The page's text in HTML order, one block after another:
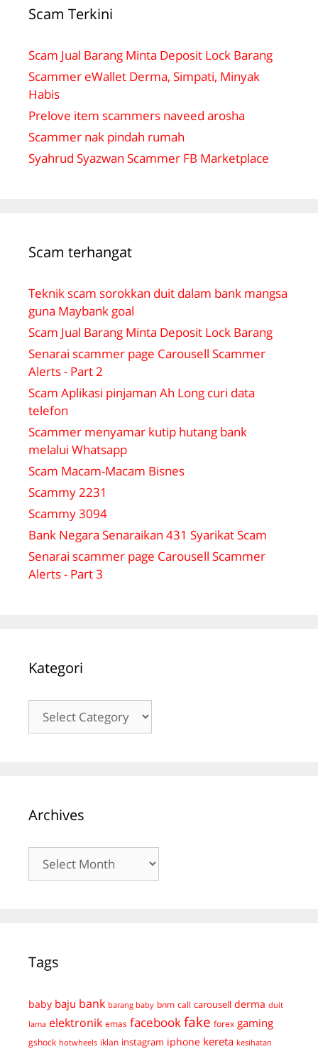
Scam Terkini
Scam Jual Barang Minta Deposit Lock Barang
Scammer eWallet Derma, Simpati, Minyak
Habis
Prelove item scammers naveed arosha
Scammer nak pindah rumah
Syahrud Syazwan Scammer FB Marketplace
Scam terhangat
Teknik scam sorokkan duit dalam bank mangsa
guna Maybank goal
Scam Jual Barang Minta Deposit Lock Barang
Senarai scammer page Carousell Scammer
Alerts - Part 2
Scam Aplikasi pinjaman Ah Long curi data
telefon
Scammer menyamar kutip hutang bank
melalui Whatsapp
Scam Macam-Macam Bisnes
Scammy 2231
Scammy 3094
Bank Negara Senaraikan 431 Syarikat Scam
Senarai scammer page Carousell Scammer
Alerts - Part 3
Kategori
Kategori
Archives
Archives
Tags
baby baju bank barang baby bnm call carousell derma duit
lama elektronik emas facebookfake forex gaming
gshock hotwheels iklan instagram iphone kereta kesihatan